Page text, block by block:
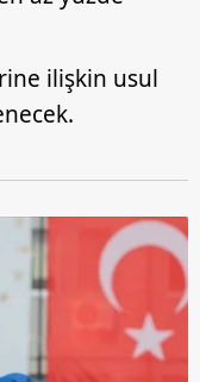
ilişkin usul